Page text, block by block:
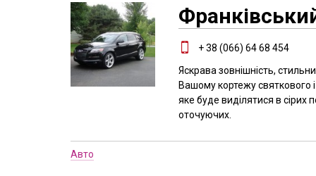
+ 38 (066) 64 68 454
Яскрава зовнішність,
Вашому кортежу святкового
яке буде виділятися в сірих
оточуючих.
Авто